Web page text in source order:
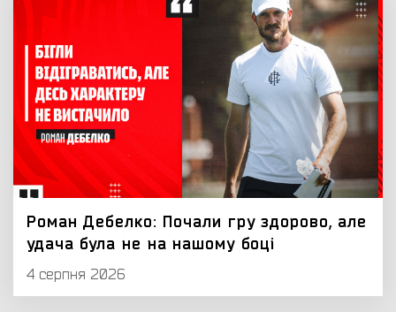
Роман Дебелко: Почали гру здорово, але
удача була не на нашому боці
4 серпня 2026